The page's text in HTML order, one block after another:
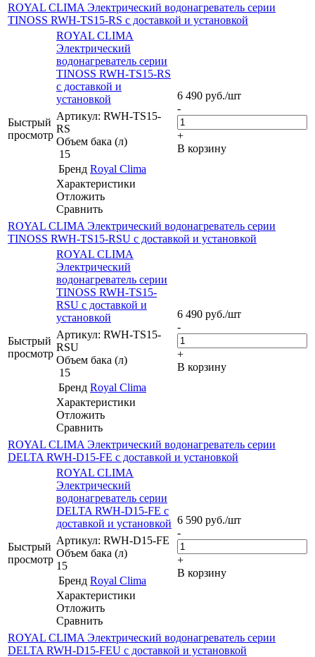
ROYAL CLIMA Электрический водонагреватель cерии
TINOSS RWH-TS15-RS с доставкой и установкой
Быстрый
просмотр
ROYAL CLIMA
Электрический
водонагреватель cерии
TINOSS RWH-TS15-RS
с доставкой и
установкой
Артикул: RWH-TS15-
RS
Объем бака (л)
15
Бренд Royal Clima
Характеристики
Отложить
Сравнить
6 490 руб./шт
-
+
В корзину
ROYAL CLIMA Электрический водонагреватель cерии
TINOSS RWH-TS15-RSU с доставкой и установкой
Быстрый
просмотр
ROYAL CLIMA
Электрический
водонагреватель cерии
TINOSS RWH-TS15-
RSU с доставкой и
установкой
Артикул: RWH-TS15-
RSU
Объем бака (л)
15
Бренд Royal Clima
Характеристики
Отложить
Сравнить
6 490 руб./шт
-
+
В корзину
ROYAL CLIMA Электрический водонагреватель серии
DELTA RWH-D15-FE с доставкой и установкой
Быстрый
просмотр
ROYAL CLIMA
Электрический
водонагреватель серии
DELTA RWH-D15-FE с
доставкой и установкой
Артикул: RWH-D15-FE
Объем бака (л)
15
Бренд Royal Clima
Характеристики
Отложить
Сравнить
6 590 руб./шт
-
+
В корзину
ROYAL CLIMA Электрический водонагреватель серии
DELTA RWH-D15-FEU с доставкой и установкой